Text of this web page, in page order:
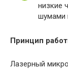
низкие
шумами
Принцип
Лазерный